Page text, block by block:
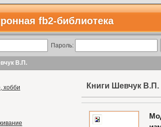
fb2-библиотека
Пароль:
В.П.
хобби
Книги Шевчук В.П.